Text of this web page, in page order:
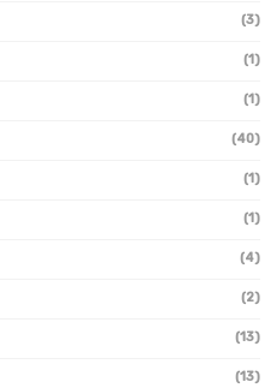
(3)
(1)
(1)
(40)
(1)
(1)
(4)
(2)
(13)
(13)